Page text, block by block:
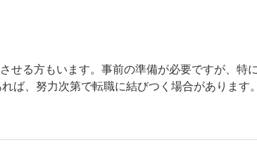
せる方もいます。事前の準備が必要ですが、特
ば、努力次第で転職に結びつく場合があります